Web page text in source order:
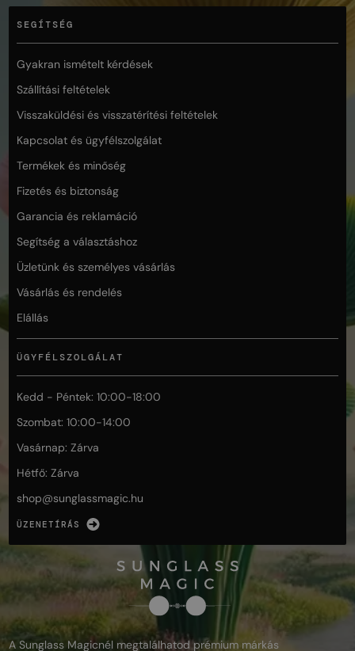
SEGÍTSÉG
Gyakran ismételt kérdések
Szállítási feltételek
Visszaküldési és visszatérítési feltételek
Kapcsolat és ügyfélszolgálat
Termékek és minőség
Fizetés és biztonság
Garancia és reklamáció
Segítség a választáshoz
Üzletünk és személyes vásárlás
Vásárlás és rendelés
Elállás
ÜGYFÉLSZOLGÁLAT
Kedd - Péntek: 10:00-18:00
Szombat: 10:00-14:00
Vasárnap: Zárva
Hétfő: Zárva
shop@sunglassmagic.hu
ÜZENETÍRÁS
A Sunglass Magicnél megtalálhatod prémium márkás